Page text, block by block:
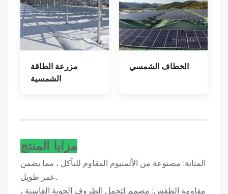
مزرعة الطاقة
الشمسية
الخطاف الشمسي
مزايا المنتج
المتانة: مصنوعة من الألمنيوم المقاوم للتآكل ، مما يضمن
عمر طويل.
مقاومة الطقس: مصمم لتحمل الظروف الجوية القاسية ،